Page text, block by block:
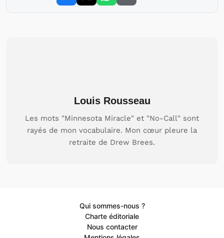
Louis Rousseau
Les mots "Minnesota Miracle" et "No-Call" sont
rayés de mon vocabulaire. Mon cœur pleure la
retraite de Drew Brees.
Qui sommes-nous ?
Charte éditoriale
Nous contacter